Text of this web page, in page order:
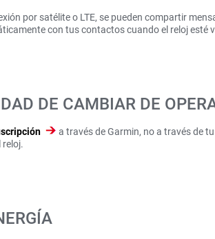
por satélite o LTE, se pueden compartir
con tus contactos cuando el reloj esté
DE CAMBIAR DE
a través de Garmin, no a través de